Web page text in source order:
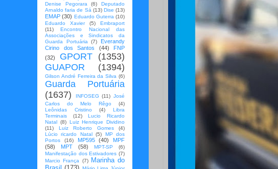
Denise Pegorara (6)
Deputado
Arnaldo faria de Sá (13) Dise (13)
EMAP (30) Eduardo Guterra (10)
Eduardo Xavier
(5)
Embraport
(11)
Encontro Nacional das
Associações e Sindicatos da
Guarda Portuária
(7)
Everandy
Cirino dos Santos
(44)
FNP
(32)
GPORT (1353)
GUAPOR
(1394)
Gilson André Ferreira da Silva (6)
Guarda Portuária
(1637)
INFOSEG (11) José
Carlos do Melo Rêgo
(4)
Leônidas Cristino
(4)
Libra
Terminais
(12)
Lucio Ricardo
Natal (8) Luiz Henrique Dividino
(11)
Luiz Roberto Gomes
(4)
Lúcio ricardo Natal (5)
MP dos
Portos
(16) MP595 (40)
MPF
(58)
MPT (58) MPT-SP
(6)
Manifestação dos Estivadores (7)
Marcio França
(7)
Marinha do